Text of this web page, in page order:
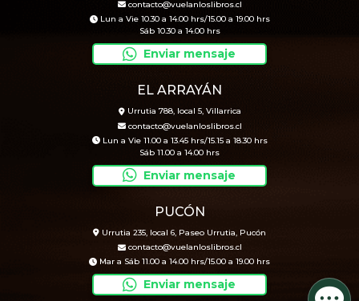
contacto@vuelanloslibros.cl
Lun a Vie 10.30 a 14.00 hrs/15.00 a 19.00 hrs
Sáb 10.30 a 14.00 hrs
Enviar mensaje
EL ARRAYÁN
Urrutia 788, local 5, Villarrica
contacto@vuelanloslibros.cl
Lun a Vie 11.00 a 13.45 hrs/15.15 a 18.30 hrs
Sáb 11.00 a 14.00 hrs
Enviar mensaje
PUCÓN
Urrutia 235, local 6, Paseo Urrutia, Pucón
contacto@vuelanloslibros.cl
Mar a Sáb 11.00 a 14.00 hrs/15.00 a 19.00 hrs
Enviar mensaje